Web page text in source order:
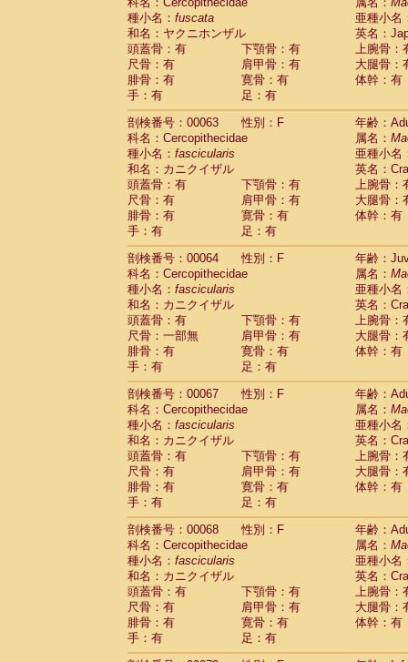
種小名： fuscata
亜種小名
和名：ヤクニホンザル
英名：
頭蓋骨：有
下顎骨：有
上腕骨：
尺骨：有
肩甲骨：有
大腿骨：
腓骨：有
寛骨：有
体幹：有
手：有
足：有
剖検番号：00063
性別：F
年齢：
科名：Cercopithecidae
属名：
種小名： fascicularis
亜種小名
和名：カニクイザル
英名：
頭蓋骨：有
下顎骨：有
上腕骨：
尺骨：有
肩甲骨：有
大腿骨：
腓骨：有
寛骨：有
体幹：有
手：有
足：有
剖検番号：00064
性別：F
年齢：
科名：Cercopithecidae
属名：
種小名： fascicularis
亜種小名
和名：カニクイザル
英名：
頭蓋骨：有
下顎骨：有
上腕骨：
尺骨：一部無
肩甲骨：有
大腿骨：
腓骨：有
寛骨：有
体幹：有
手：有
足：有
剖検番号：00067
性別：F
年齢：
科名：Cercopithecidae
属名：
種小名： fascicularis
亜種小名
和名：カニクイザル
英名：
頭蓋骨：有
下顎骨：有
上腕骨：
尺骨：有
肩甲骨：有
大腿骨：
腓骨：有
寛骨：有
体幹：有
手：有
足：有
剖検番号：00068
性別：F
年齢：
科名：Cercopithecidae
属名：
種小名： fascicularis
亜種小名
和名：カニクイザル
英名：
頭蓋骨：有
下顎骨：有
上腕骨：
尺骨：有
肩甲骨：有
大腿骨：
腓骨：有
寛骨：有
体幹：有
手：有
足：有